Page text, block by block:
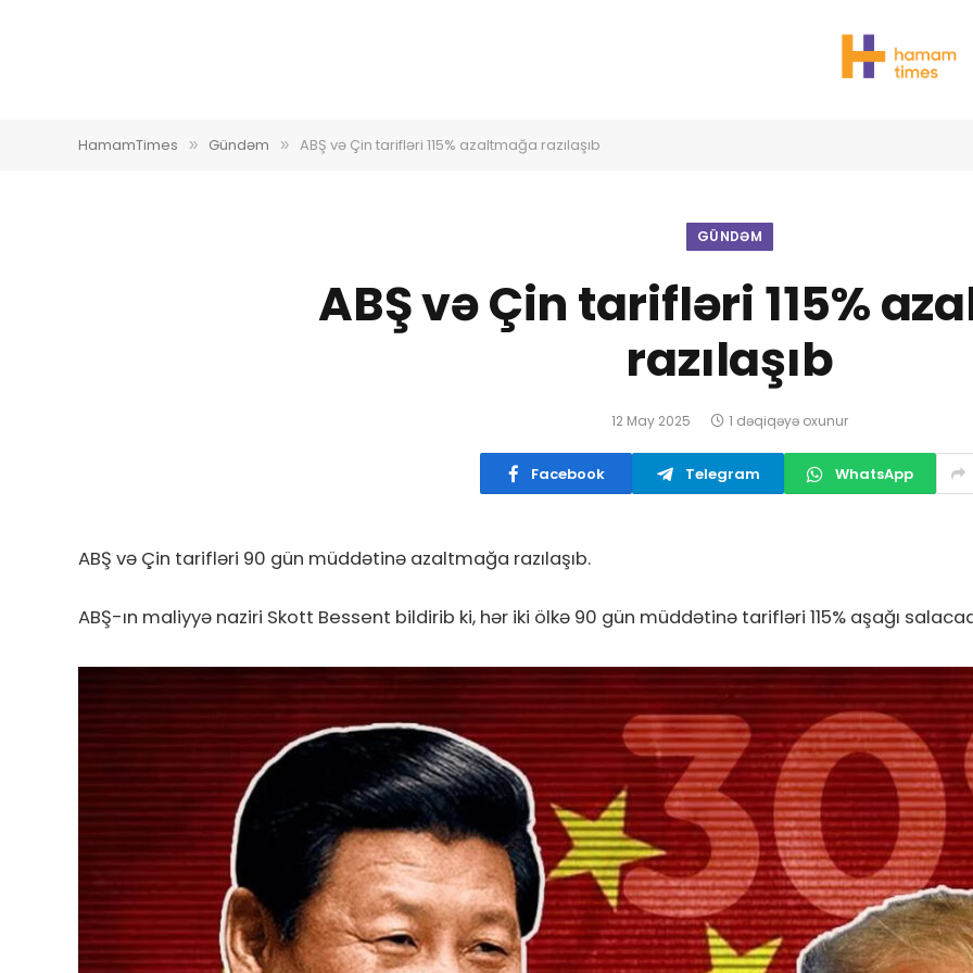
HamamTimes » Gündəm » ABŞ və Çin tarifləri 115% azaltmağa razılaşıb
GÜNDƏM
ABŞ və Çin tarifləri 115%
razılaşıb
12 May 2025 1 dəqiqəyə oxunur
Facebook Telegram WhatsApp
ABŞ və Çin tarifləri 90 gün müddətinə azaltmağa razılaşıb.
ABŞ-ın maliyyə naziri Skott Bessent bildirib ki, hər iki ölkə 90 gün müddətinə tarifləri 115% aşağı